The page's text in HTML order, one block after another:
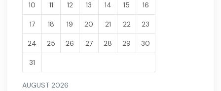
AUGUST 2026
10 11 12 13 14 15 16
17 18 19 20 21 22 23
24 25 26 27 28 29 30
31